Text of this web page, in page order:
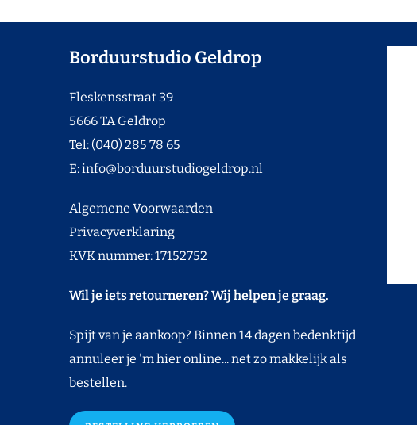
Borduurstudio Geldrop
Fleskensstraat 39
5666 TA Geldrop
Tel: (040) 285 78 65
E:info@borduurstudiogeldrop.nl
Algemene Voorwaarden
Privacyverklaring
KVK nummer: 17152752
Wil je iets retourneren? Wij helpen je graag.
Spijt van je aankoop? Binnen 14 dagen bedenktijd
annuleer je 'm hier online... net zo makkelijk als
bestellen.